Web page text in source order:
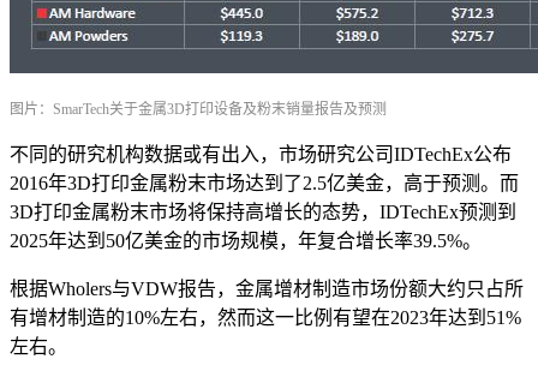
图片：SmarTech关于金属3D打印设备及粉末销量报告及预测
不同的研究机构数据或有出入，市场研究公司IDTechEx公布
2016年3D打印金属粉末市场达到了2.5亿美金，高于预测。而
3D打印金属粉末市场将保持高增长的态势，IDTechEx预测到
2025年达到50亿美金的市场规模，年复合增长率39.5%。
根据Wholers与VDW报告，金属增材制造市场份额大约只占所
有增材制造的10%左右，然而这一比例有望在2023年达到51%
左右。